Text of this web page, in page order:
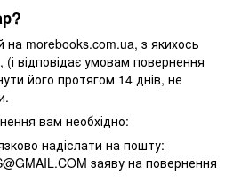
morebooks.com.ua, з якихось
відповідає умовам повернення
його протягом 14 днів, не
вам необхідно:
надіслати на пошту:
заяву на повернення